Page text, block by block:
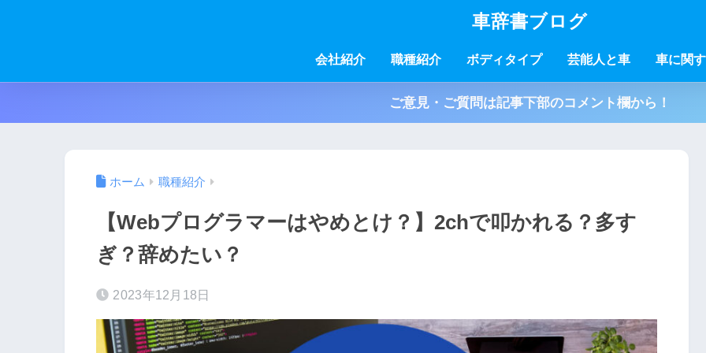
車辞書ブログ
会社紹介 職種紹介 ボディタイプ 芸能人と車 車に関
ご意見・ご質問は記事下部のコメント欄から！
ホーム 職種紹介
【Webプログラマーはやめとけ？】2chで叩かれる？多す
ぎ？辞めたい？
2023年12月18日